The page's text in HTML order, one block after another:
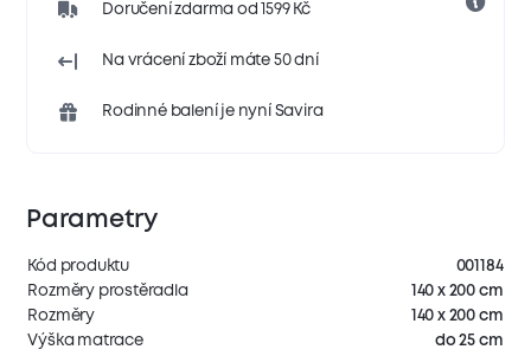
Doručení zdarma od 1599 Kč
Na vrácení zboží máte 50 dní
Rodinné balení je nyní Savira
Parametry
Kód produktu
001184
Rozměry prostěradla
140 x 200 cm
Rozměry
140 x 200 cm
Výška matrace
do 25 cm